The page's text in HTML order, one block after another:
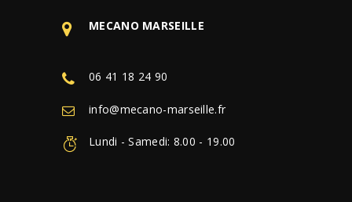
MECANO MARSEILLE
06 41 18 24 90
info@mecano-marseille.fr
Lundi - Samedi: 8.00 - 19.00